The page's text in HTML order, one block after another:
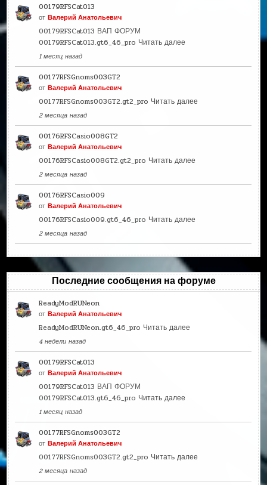
00179RFSCat013
отВалерий Анатольевич
00179RFSCat013 ВАП ФОРУМ
00179RFSCat013.gt6_46_pro Читать далее
1 месяц назад
00177RFSGnoms003GT2
отВалерий Анатольевич
00177RFSGnoms003GT2.gt2_pro Читать далее
2 месяца назад
00176RFSCasio008GT2
отВалерий Анатольевич
00176RFSCasio008GT2.gt2_pro Читать далее
2 месяца назад
00176RFSCasio009
отВалерий Анатольевич
00176RFSCasio009.gt6_46_pro Читать далее
2 месяца назад
Последние сообщения на форуме
ReadyModRUNeon
отВалерий Анатольевич
ReadyModRUNeon.gt6_46_pro Читать далее
4 недели назад
00179RFSCat013
отВалерий Анатольевич
00179RFSCat013 ВАП ФОРУМ
00179RFSCat013.gt6_46_pro Читать далее
1 месяц назад
00177RFSGnoms003GT2
отВалерий Анатольевич
00177RFSGnoms003GT2.gt2_pro Читать далее
2 месяца назад